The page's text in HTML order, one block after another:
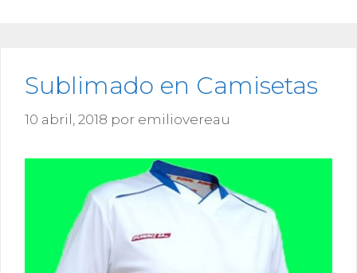
Sublimado en Camisetas
10 abril, 2018 por emiliovereau